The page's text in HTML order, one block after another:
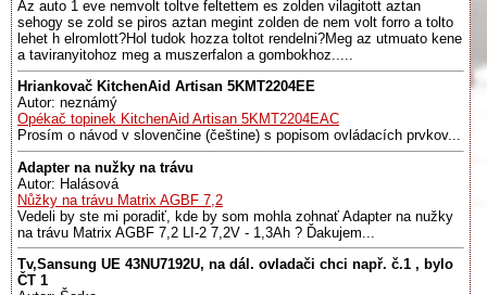
Az auto 1 eve nemvolt toltve feltettem es zolden vilagitott aztan
sehogy se zold se piros aztan megint zolden de nem volt forro a tolto
lehet h elromlott?Hol tudok hozza toltot rendelni?Meg az utmuato kene
a taviranyitohoz meg a muszerfalon a gombokhoz.....
Hriankovač KitchenAid Artisan 5KMT2204EE
Autor: neznámý
Opékač topinek KitchenAid Artisan 5KMT2204EAC
Prosím o návod v slovenčine (češtine) s popisom ovládacích prvkov...
Adapter na nužky na trávu
Autor: Halásová
Nůžky na trávu Matrix AGBF 7,2
Vedeli by ste mi poradiť, kde by som mohla zohnať Adapter na nužky
na trávu Matrix AGBF 7,2 LI-2 7,2V - 1,3Ah ? Ďakujem...
Tv,Sansung UE 43NU7192U, na dál. ovladači chci např. č.1 , bylo
ČT 1